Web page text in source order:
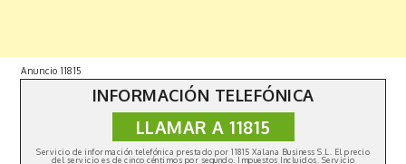
Copyright © 2019 | All Rights Reserved. Fabulist by
Themes|Política de privacidad
Anuncio 11815
INFORMACIÓN TELEFÓNICA
LLAMAR A 11815
Servicio de información telefónica prestado por 11815 Xalana Business S.L. El precio
del servicio es de cinco céntimos por segundo. Impuestos Incluidos. Servicio